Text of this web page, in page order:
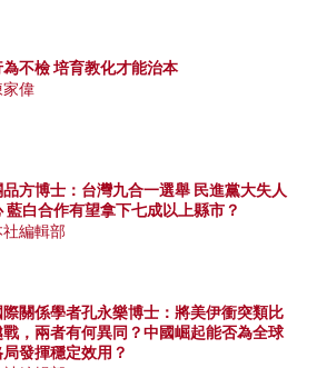
為不檢 培育教化才能治本
家偉
品方博士：台灣九合一選舉 民進黨大失人
藍白合作有望拿下七成以上縣市？
社編輯部
際關係學者孔永樂博士：將美伊衝突類比
戰，兩者有何異同？中國崛起能否為全球
局發揮穩定效用？